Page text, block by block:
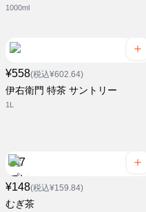
1000ml
¥558(税込¥602.64)
伊右衛門 特茶 サントリー
1L
¥148(税込¥159.84)
むぎ茶